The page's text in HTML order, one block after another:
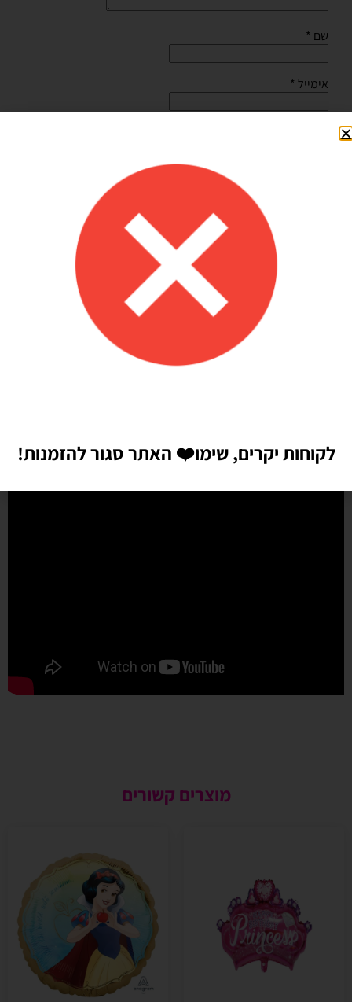
שם *
אימייל *
Shilav Sayag
איכות מדהימה!
הזמנתי בלונים כדי לעצב קשת ליום הולדת של הבן שלי, המשלוח הגיע
מהר מהמצופה!! הכל באיכות מדהימה, בצבעים יפים בדיוק כמו שחשבתי
שיהיו!! התמונות מדברות בעד עצמן!! ממליצה בחום♥️♥️♥️
מוצרים קשורים
לקוחות יקרים, שימו❤️ האתר סגור להזמנות!